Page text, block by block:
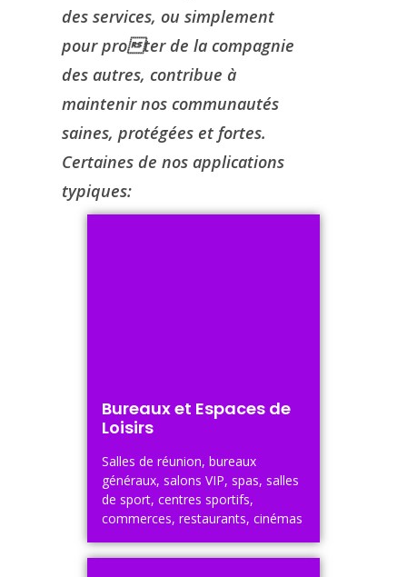
des services, ou simplement
pour proter de la compagnie
des autres, contribue à
maintenir nos communautés
saines, protégées et fortes.
Certaines de nos applications
typiques:
Bureaux et Espaces de
Loisirs
Salles de réunion, bureaux
généraux, salons VIP, spas, salles
de sport, centres sportifs,
commerces, restaurants, cinémas